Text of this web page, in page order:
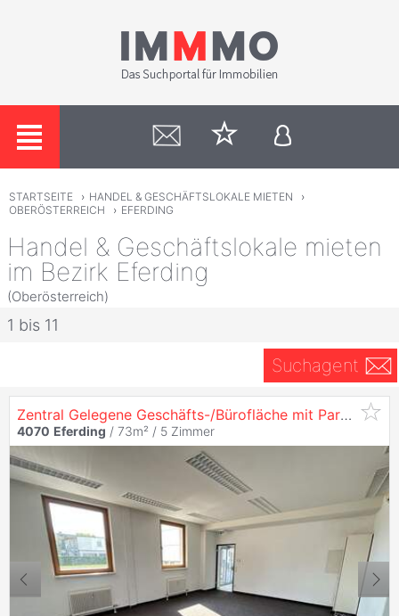
STARTSEITE › HANDEL & GESCHÄFTSLOKALE MIETEN
›
OBERÖSTERREICH
› EFERDING
Handel & Geschäftslokale mieten
im Bezirk Eferding
(Oberösterreich)
1 bis 11
Suchagent
Zentral Gelegene Geschäfts-/Bürofläche mit Parkmöglichkeiten
4070 Eferding / 73m² / 5 Zimmer